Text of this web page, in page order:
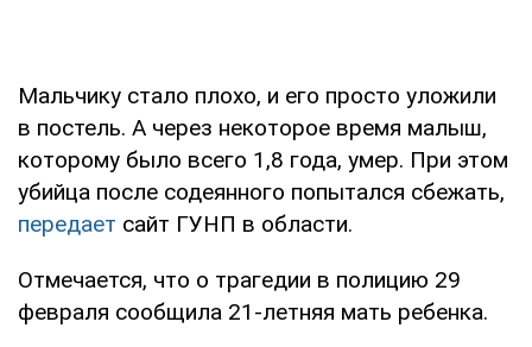
Мальчику стало плохо, и его просто уложили
в постель. А через некоторое время малыш,
которому было всего 1,8 года, умер. При этом
убийца после содеянного попытался сбежать,
передает сайт ГУНП в области.
Отмечается, что о трагедии в полицию 29
февраля сообщила 21-летняя мать ребенка.